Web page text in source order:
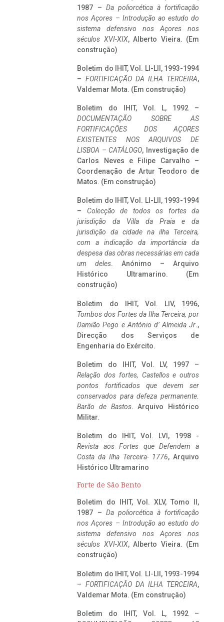
1987 – Da poliorcética à fortificação
nos Açores – Introdução ao estudo do
sistema defensivo nos Açores nos
séculos XVI-XIX, Alberto Vieira. (Em
construção)
Boletim do IHIT, Vol. LI-LII, 1993-1994
– FORTIFICAÇÃO DA ILHA TERCEIRA,
Valdemar Mota. (Em construção)
Boletim do IHIT, Vol. L, 1992 –
DOCUMENTAÇÃO SOBRE AS
FORTIFICAÇÕES DOS AÇORES
EXISTENTES NOS ARQUIVOS DE
LISBOA – CATÁLOGO, Investigação de
Carlos Neves e Filipe Carvalho –
Coordenação de Artur Teodoro de
Matos. (Em construção)
Boletim do IHIT, Vol. LI-LII, 1993-1994
– Colecção de todos os fortes da
jurisdição da Villa da Praia e da
jurisdição da cidade na ilha Terceira,
com a indicação da importância da
despesa das obras necessárias em cada
um deles. Anónimo – Arquivo
Histórico Ultramarino. (Em
construção)
Boletim do IHIT, Vol. LIV, 1996,
Tombos dos Fortes da Ilha Terceira, por
Damião Pego e António d’ Almeida Jr.,
Direcção dos Serviços de
Engenharia do Exército.
Boletim do IHIT, Vol. LV, 1997 –
Relação dos fortes, Castellos e outros
pontos fortificados que devem ser
conservados para defeza permanente.
Barão de Bastos. Arquivo Histórico
Militar.
Boletim do IHIT, Vol. LVI, 1998 -
Revista aos Fortes que Defendem a
Costa da Ilha Terceira- 1776, Arquivo
Histórico Ultramarino
Forte de São Bento
Boletim do IHIT, Vol. XLV, Tomo II,
1987 – Da poliorcética à fortificação
nos Açores – Introdução ao estudo do
sistema defensivo nos Açores nos
séculos XVI-XIX, Alberto Vieira. (Em
construção)
Boletim do IHIT, Vol. LI-LII, 1993-1994
– FORTIFICAÇÃO DA ILHA TERCEIRA,
Valdemar Mota. (Em construção)
Boletim do IHIT, Vol. L, 1992 –